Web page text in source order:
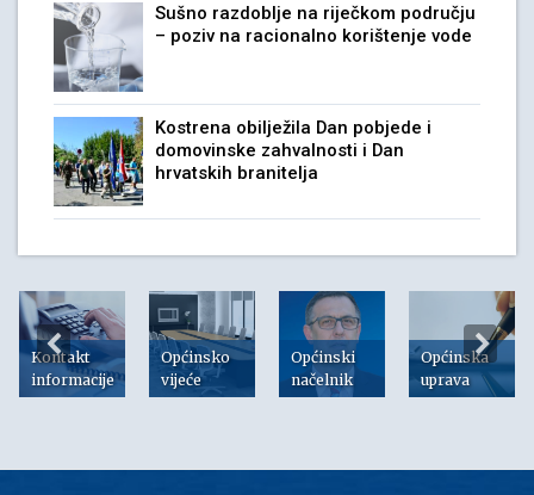
Sušno razdoblje na riječkom području
– poziv na racionalno korištenje vode
Kostrena obilježila Dan pobjede i
domovinske zahvalnosti i Dan
hrvatskih branitelja
Kontakt
informacije
Općinsko
vijeće
Općinski
načelnik
Općinska
uprava